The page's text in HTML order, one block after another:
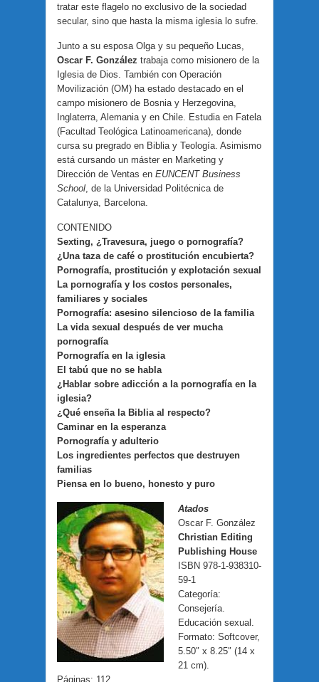
tratar este flagelo no exclusivo de la sociedad
secular, sino que hasta la misma iglesia lo sufre.
Junto a su esposa Olga y su pequeño Lucas,
Oscar F. González trabaja como misionero de la
Iglesia de Dios. También con Operación
Movilización (OM) ha estado destacado en el
campo misionero de Bosnia y Herzegovina,
Inglaterra, Alemania y en Chile. Estudia en Fatela
(Facultad Teológica Latinoamericana), donde
cursa su pregrado en Biblia y Teología. Asimismo
está cursando un máster en Marketing y
Dirección de Ventas en EUNCENT Business
School , de la Universidad Politécnica de
Catalunya, Barcelona.
CONTENIDO
Sexting, ¿Travesura, juego o pornografía?
¿Una taza de café o prostitución encubierta?
Pornografía, prostitución y explotación sexual
La pornografía y los costos personales,
familiares y sociales
Pornografía: asesino silencioso de la familia
La vida sexual después de ver mucha
pornografía
Pornografía en la iglesia
El tabú que no se habla
¿Hablar sobre adicción a la pornografía en la
iglesia?
¿Qué enseña la Biblia al respecto?
Caminar en la esperanza
Pornografía y adulterio
Los ingredientes perfectos que destruyen
familias
Piensa en lo bueno, honesto y puro
Atados
Oscar F. González
Christian Editing
Publishing House
ISBN 978-1-938310-
59-1
Categoría:
Consejería.
Educación sexual.
Formato: Softcover,
5.50″ x 8.25″ (14 x
21 cm).
Páginas: 112